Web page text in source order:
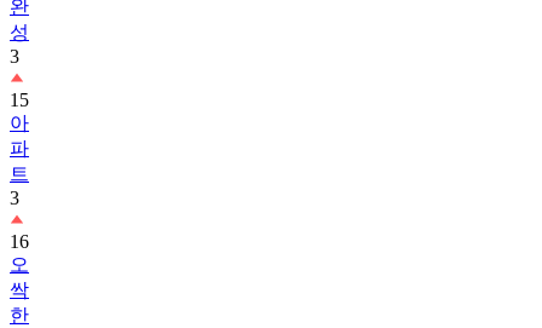
완
성
3
15
아
파
트
3
16
오
싹
한